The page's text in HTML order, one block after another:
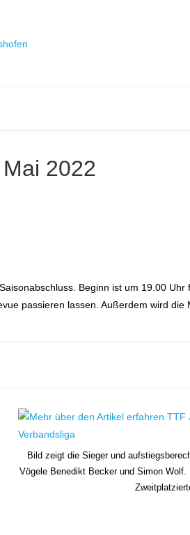
2022
Beginn ist um 19.00
passieren lassen. Außerdem wird
Bild zeigt die Sieger und
Vögele Benedikt Becker und Simon